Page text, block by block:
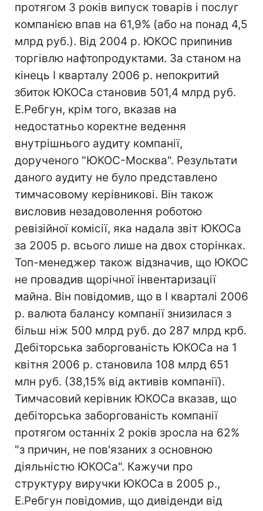
протягом 3 років випуск товарів і послуг
компанією впав на 61,9% (або на понад 4,5
млрд руб.). Від 2004 р. ЮКОС припинив
торгівлю нафтопродуктами. За станом на
кінець I кварталу 2006 р. непокритий
збиток ЮКОСа становив 501,4 млрд руб.
Е.Ребгун, крім того, вказав на
недостатньо коректне ведення
внутрішнього аудиту компанії,
дорученого "ЮКОС-Москва". Результати
даного аудиту не було представлено
тимчасовому керівникові. Він також
висловив незадоволення роботою
ревізійної комісії, яка надала звіт ЮКОСа
за 2005 р. всього лише на двох сторінках.
Топ-менеджер також відзначив, що ЮКОС
не провадив щорічної інвентаризації
майна. Він повідомив, що в I кварталі 2006
р. валюта балансу компанії знизилася з
більш ніж 500 млрд руб. до 287 млрд крб.
Дебіторська заборгованість ЮКОСа на 1
квітня 2006 р. становила 108 млрд 651
млн руб. (38,15% від активів компанії).
Тимчасовий керівник ЮКОСа вказав, що
дебіторська заборгованість компанії
протягом останніх 2 років зросла на 62%
"з причин, не пов'язаних з основною
діяльністю ЮКОСа". Кажучи про
структуру виручки ЮКОСа в 2005 р.,
Е.Ребгун повідомив, що дивіденди від